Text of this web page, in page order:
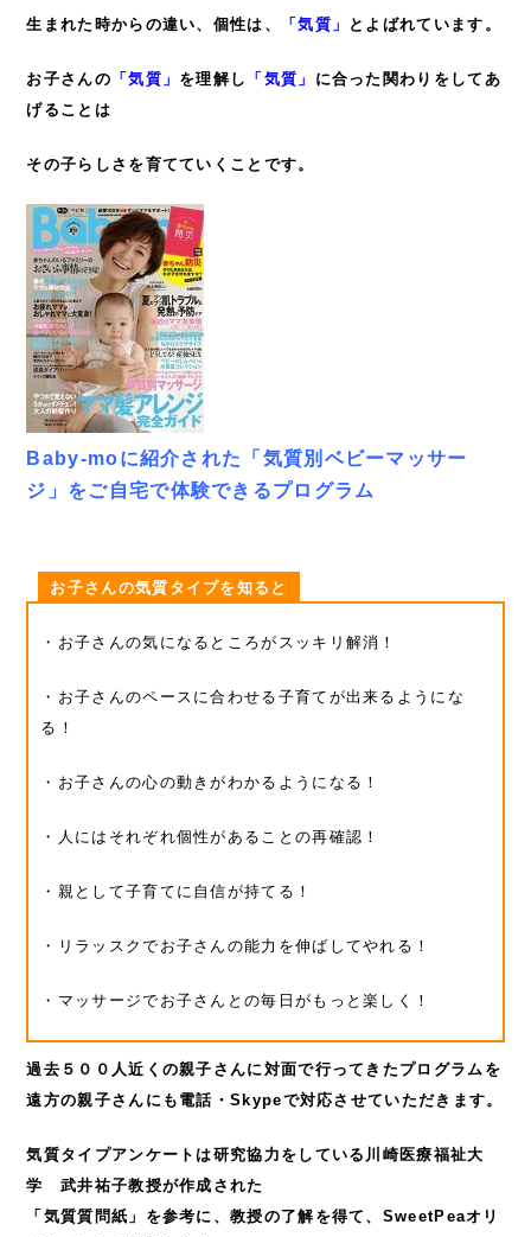
生まれた時からの違い、個性は、 「気質」 とよばれています。
お子さんの 「気質」 を理解し 「気質」 に合った関わりをしてあ
げることは
その子らしさを育てていくことです。
Baby-moに紹介された「気質別ベビーマッサー
ジ」をご自宅で体験できるプログラム
お子さんの気質タイプを知ると
・お子さんの気になるところがスッキリ解消！
・お子さんのペースに合わせる子育てが出来るようにな
る！
・お子さんの心の動きがわかるようになる！
・人にはそれぞれ個性があることの再確認！
・親として子育てに自信が持てる！
・リラッスクでお子さんの能力を伸ばしてやれる！
・マッサージでお子さんとの毎日がもっと楽しく！
過去５００人近くの親子さんに対面で行ってきた プログラムを
遠方の親子さんにも 電話・Skypeで対応させていただきます。
気質タイプアンケートは研究協力をしている 川崎医療福祉大
学 武井祐子教授が作成された
「気質質問紙」を参考に、教授の了解を得て、 SweetPeaオリ